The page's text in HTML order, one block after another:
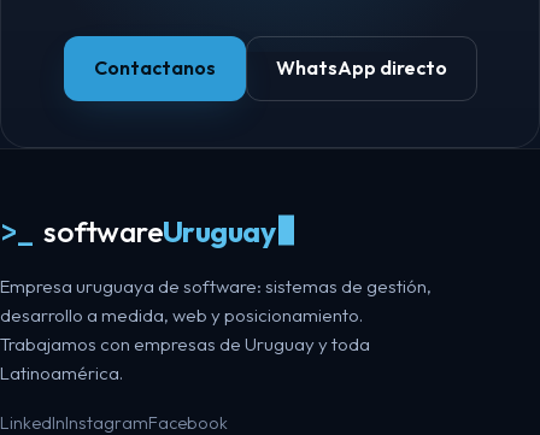
Contactanos WhatsApp directo
>_ softwareUruguay
Empresa uruguaya de software: sistemas de gestión,
desarrollo a medida, web y posicionamiento.
Trabajamos con empresas de Uruguay y toda
Latinoamérica.
LinkedInInstagramFacebook